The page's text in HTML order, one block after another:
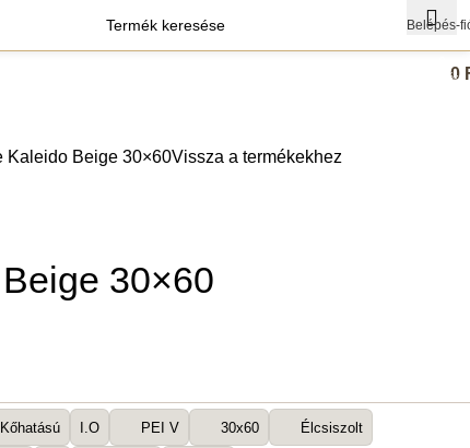
Belépés-
termék
0
Kaleido Beige 30×60Vissza a termékekhez
30×60
Kőhatású I.O PEI V 30x60 Élcsiszolt